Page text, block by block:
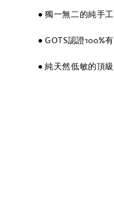
● 獨一無二的純手
● GOTS認證100%
● 純天然低敏的頂